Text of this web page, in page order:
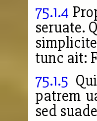
75.1.4
seruate.
tunc ait:
75.1.5
patrem
sed